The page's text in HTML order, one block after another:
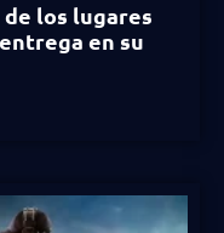
los lugares
en su